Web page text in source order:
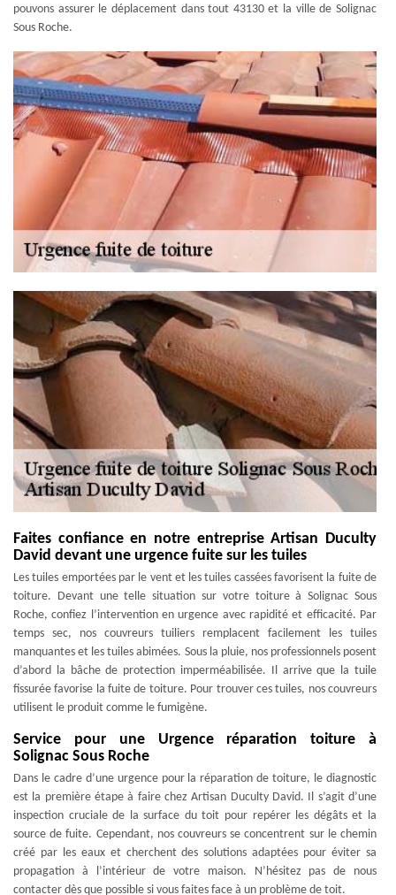
pouvons assurer le déplacement dans tout 43130 et la ville de Solignac
Sous Roche.
Faites confiance en notre entreprise Artisan Duculty
David devant une urgence fuite sur les tuiles
Les tuiles emportées par le vent et les tuiles cassées favorisent la fuite de
toiture. Devant une telle situation sur votre toiture à Solignac Sous
Roche, confiez l’intervention en urgence avec rapidité et efficacité. Par
temps sec, nos couvreurs tuiliers remplacent facilement les tuiles
manquantes et les tuiles abimées. Sous la pluie, nos professionnels posent
d’abord la bâche de protection imperméabilisée. Il arrive que la tuile
fissurée favorise la fuite de toiture. Pour trouver ces tuiles, nos couvreurs
utilisent le produit comme le fumigène.
Service pour une Urgence réparation toiture à
Solignac Sous Roche
Dans le cadre d’une urgence pour la réparation de toiture, le diagnostic
est la première étape à faire chez Artisan Duculty David. Il s’agit d’une
inspection cruciale de la surface du toit pour repérer les dégâts et la
source de fuite. Cependant, nos couvreurs se concentrent sur le chemin
créé par les eaux et cherchent des solutions adaptées pour éviter sa
propagation à l’intérieur de votre maison. N’hésitez pas de nous
contacter dès que possible si vous faites face à un problème de toit.